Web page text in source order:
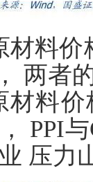
材料
两者
料
PPI
压力